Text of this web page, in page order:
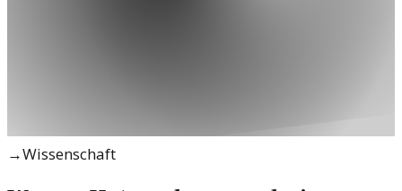
→Wissenschaft